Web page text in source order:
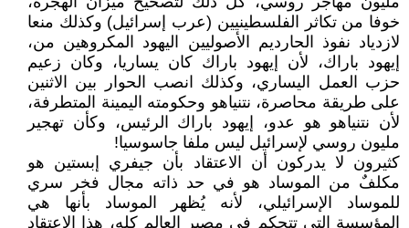
خوفا من تكاثر الفلسطينيين (عرب إسرائيل) وكذلك منعا
لازدياد نفوذ الحارديم الأصوليين اليهود المكروهين من،
إيهود باراك، لأن إيهود باراك كان يساريا، وكان زعيم
حزب العمل اليساري، وكذلك انصب الحوار بين الاثنين
على طريقة محاصرة، نتنياهو وحكومته اليمينة المتطرفة،
لأن نتنياهو هو عدو، إيهود باراك الرئيس، وكأن تهجير
مليون روسي لإسرائيل ليس ملفا جاسوسيا!
كثيرون لا يدركون أن الاعتقاد بأن جيفري إبستين هو
مكلفٌ من الموساد هو في حد ذاته مجال فخر سري
للموساد الإسرائيلي، لأنه يُظهر الموساد بأنها هي
المؤسسة التي تتحكم في مصير العالم كله، هذا الاعتقاد